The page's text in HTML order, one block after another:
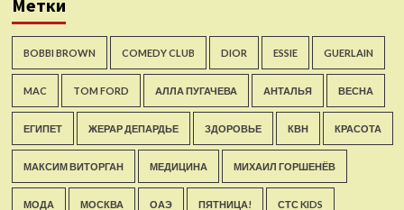
Метки
BOBBI BROWN COMEDY CLUB DIOR ESSIE GUERLAIN
MAC TOM FORD АЛЛА ПУГАЧЕВА АНТАЛЬЯ ВЕСНА
ЕГИПЕТ ЖЕРАР ДЕПАРДЬЕ ЗДОРОВЬЕ КВН КРАСОТА
МАКСИМ ВИТОРГАН МЕДИЦИНА МИХАИЛ ГОРШЕНЁВ
МОДА МОСКВА ОАЭ ПЯТНИЦА! СТС KIDS